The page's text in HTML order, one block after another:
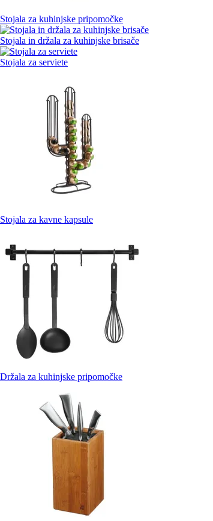
Stojala za kuhinjske pripomočke
Stojala in držala za kuhinjske brisače
Stojala za serviete
Stojala za kavne kapsule
Držala za kuhinjske pripomočke